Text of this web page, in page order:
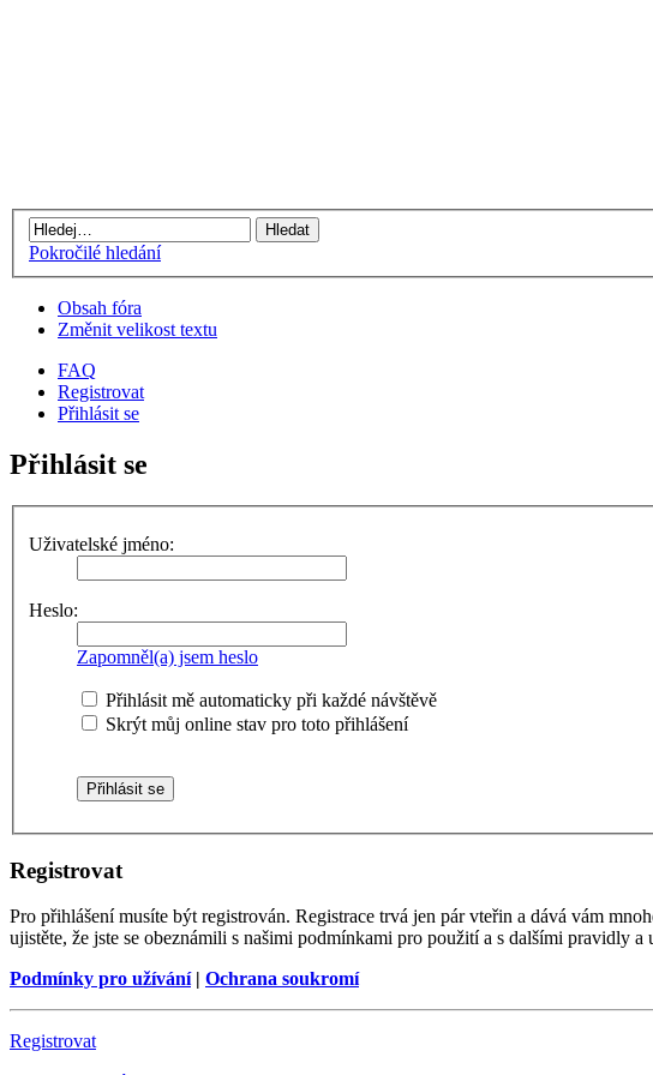
Pokročilé hledání
Obsah fóra
Změnit velikost textu
FAQ
Registrovat
Přihlásit se
Přihlásit se
Uživatelské jméno:
Heslo:
Zapomněl(a) jsem heslo
Přihlásit mě automaticky při každé návštěvě
Skrýt můj online stav pro toto přihlášení
Registrovat
Pro přihlášení musíte být registrován. Registrace trvá jen pár vteřin a dává vám
ujistěte, že jste se obeznámili s našimi podmínkami pro použití a s dalšími pravidly
Podmínky pro užívání| Ochrana soukromí
Registrovat